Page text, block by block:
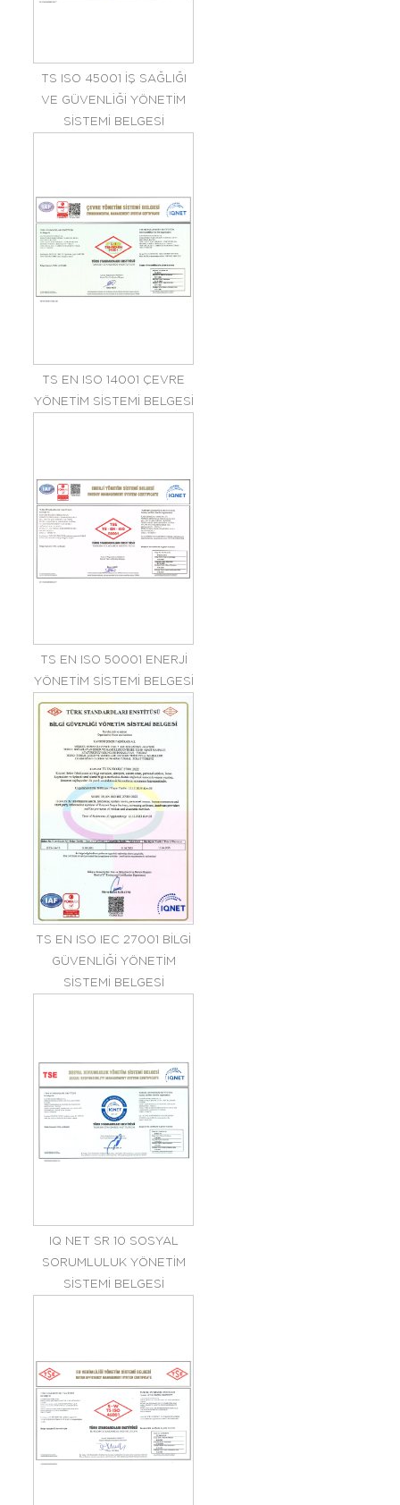
TS ISO 45001 İŞ SAĞLIĞI
VE GÜVENLİĞİ YÖNETİM
SİSTEMİ BELGESİ
TS EN ISO 14001 ÇEVRE
YÖNETİM SİSTEMİ BELGESİ
TS EN ISO 50001 ENERJİ
YÖNETİM SİSTEMİ BELGESİ
TS EN ISO IEC 27001 BİLGİ
GÜVENLİĞİ YÖNETİM
SİSTEMİ BELGESİ
IQ NET SR 10 SOSYAL
SORUMLULUK YÖNETİM
SİSTEMİ BELGESİ